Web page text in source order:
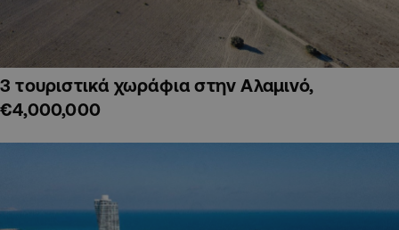
3 τουριστικά χωράφια στην Αλαμινό,
€4,000,000